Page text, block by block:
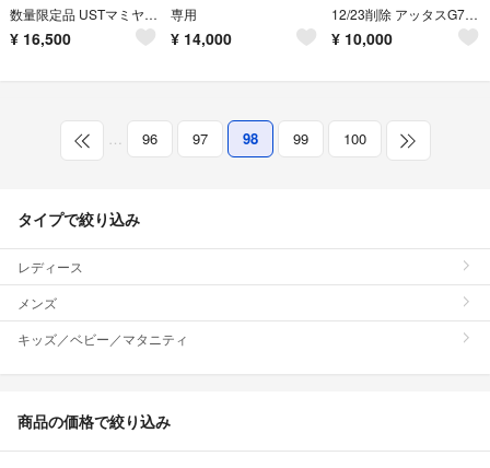
数量限定品 USTマミヤ アッタス キャディバッグ Mamiya ATTAS
¥ 16,500
専用
¥ 14,000
12/23削除 アッタスG7 6Sテーラーメイドスリーブ 44インチ
¥ 10,000
… 96 97 98 99 100
タイプで絞り込み
レディース
メンズ
キッズ／ベビー／マタニティ
商品の価格で絞り込み